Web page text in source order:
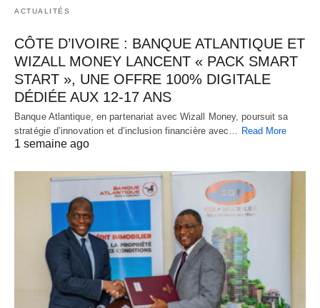
ACTUALITÉS
CÔTE D’IVOIRE : BANQUE ATLANTIQUE ET
WIZALL MONEY LANCENT « PACK SMART
START », UNE OFFRE 100% DIGITALE
DÉDIÉE AUX 12-17 ANS
Banque Atlantique, en partenariat avec Wizall Money, poursuit sa
stratégie d’innovation et d’inclusion financière avec… Read More
1 semaine ago